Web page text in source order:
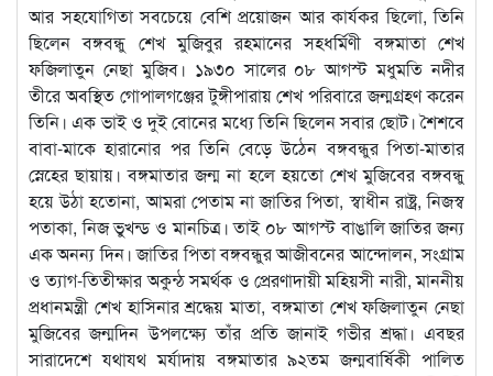
আর সহযোগিতা সবচেয়ে বেশি প্রয়োজন আর কার্যকর ছিলো, তিনি
ছিলেন বঙ্গবন্ধু শেখ মুজিবুর রহমানের সহধর্মিণী বঙ্গমাতা শেখ
ফজিলাতুন নেছা মুজিব। ১৯৩০ সালের ০৮ আগস্ট মধুমতি নদীর
তীরে অবস্থিত গোপালগঞ্জের টুঙ্গীপারায় শেখ পরিবারে জন্মগ্রহণ করেন
তিনি। এক ভাই ও দুই বোনের মধ্যে তিনি ছিলেন সবার ছোট। শৈশবে
বাবা-মাকে হারানোর পর তিনি বেড়ে উঠেন বঙ্গবন্ধুর পিতা-মাতার
স্নেহের ছায়ায়। বঙ্গমাতার জন্ম না হলে হয়তো শেখ মুজিবের বঙ্গবন্ধু
হয়ে উঠা হতোনা, আমরা পেতাম না জাতির পিতা, স্বাধীন রাষ্ট্র, নিজস্ব
পতাকা, নিজ ভুখন্ড ও মানচিত্র। তাই ০৮ আগস্ট বাঙালি জাতির জন্য
এক অনন্য দিন। জাতির পিতা বঙ্গবন্ধুর আজীবনের আন্দোলন, সংগ্রাম
ও ত্যাগ-তিতীক্ষার অকুন্ঠ সমর্থক ও প্রেরণাদায়ী মহিয়সী নারী, মাননীয়
প্রধানমন্ত্রী শেখ হাসিনার শ্রদ্ধেয় মাতা, বঙ্গমাতা শেখ ফজিলাতুন নেছা
মুজিবের জন্মদিন উপলক্ষ্যে তাঁর প্রতি জানাই গভীর শ্রদ্ধা। এবছর
সারাদেশে যথাযথ মর্যাদায় বঙ্গমাতার ৯২তম জন্মবার্ষিকী পালিত